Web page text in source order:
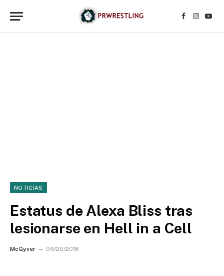
Facebook
NOTICIAS
Estatus de Alexa Bliss tras
lesionarse en Hell in a Cell
McGyver 09/20/2018